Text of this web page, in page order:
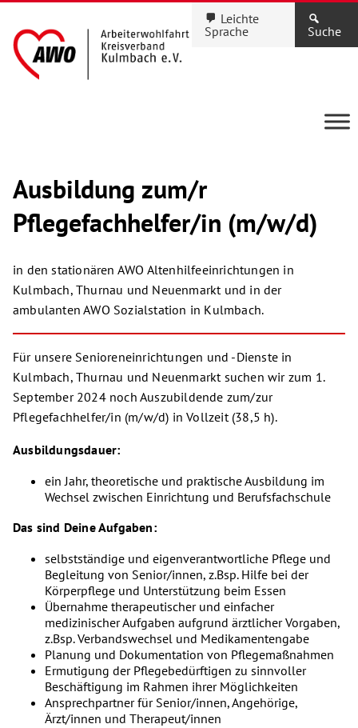
Leichte
Sprache
Suche
Ausbildung zum/r
Pflegefachhelfer/in (m/w/d)
in den stationären AWO Altenhilfeeinrichtungen in
Kulmbach, Thurnau und Neuenmarkt und in der
ambulanten AWO Sozialstation in Kulmbach.
Für unsere Senioreneinrichtungen und -Dienste in
Kulmbach, Thurnau und Neuenmarkt suchen wir zum 1.
September 2024 noch Auszubildende zum/zur
Pflegefachhelfer/in (m/w/d) in Vollzeit (38,5 h).
Ausbildungsdauer:
ein Jahr, theoretische und praktische Ausbildung im
Wechsel zwischen Einrichtung und Berufsfachschule
Das sind Deine Aufgaben:
selbstständige und eigenverantwortliche Pflege und
Begleitung von Senior/innen, z.Bsp. Hilfe bei der
Körperpflege und Unterstützung beim Essen
Übernahme therapeutischer und einfacher
medizinischer Aufgaben aufgrund ärztlicher Vorgaben,
z.Bsp. Verbandswechsel und Medikamentengabe
Planung und Dokumentation von Pflegemaßnahmen
Ermutigung der Pflegebedürftigen zu sinnvoller
Beschäftigung im Rahmen ihrer Möglichkeiten
Ansprechpartner für Senior/innen, Angehörige,
Ärzt/innen und Therapeut/innen